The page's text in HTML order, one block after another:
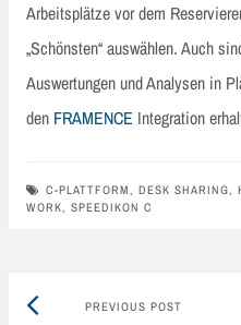
Arbeitsplätze vor dem
„Schönsten“ auswählen. Auch
Auswertungen und Analysen in
den FRAMENCE Integration
C-PLATTFORM , DESK SHARING,
WORK, SPEEDIKON C
Post
PREVIOUS POSTPrevious